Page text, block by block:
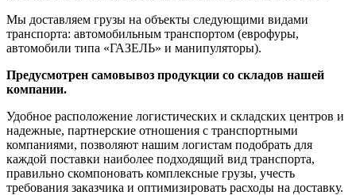
Мы доставляем грузы на объекты следующими видами
транспорта: автомобильным транспортом (еврофуры,
автомобили типа «ГАЗЕЛЬ» и манипуляторы).
Предусмотрен самовывоз продукции со складов нашей
компании.
Удобное расположение логистических и складских центров и
надежные, партнерские отношения с транспортными
компаниями, позволяют нашим логистам подобрать для
каждой поставки наиболее подходящий вид транспорта,
правильно скомпоновать комплексные грузы, учесть
требования заказчика и оптимизировать расходы на доставку.